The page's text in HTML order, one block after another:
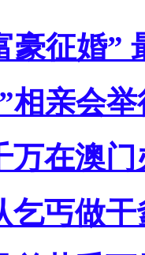
豪征婚”
相亲会
万在澳
乞丐做